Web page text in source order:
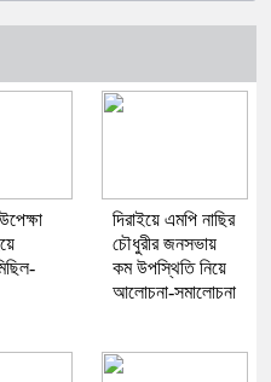
দিরাইয়ে এমপি নাছির
চৌধুরীর জনসভায়
কম উপস্থিতি নিয়ে
আলোচনা-সমালোচনা